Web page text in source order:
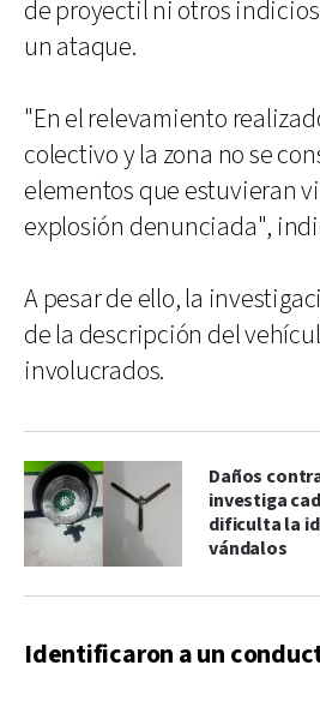
de proyectil ni otros
un ataque.
"En el relevamiento
colectivo y la zona no se
elementos que estuvieran
explosión denunciada",
A pesar de ello, la
de la descripción del
involucrados.
Daños
investiga
dificulta la
vándalos
Identificaron a un